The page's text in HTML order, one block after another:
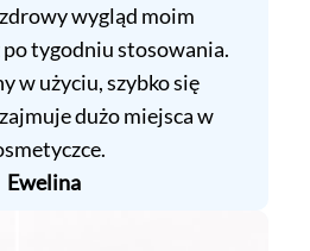
wygląd moim
tygodniu stosowania.
w użyciu, szybko się
dużo miejsca w
Ewelina